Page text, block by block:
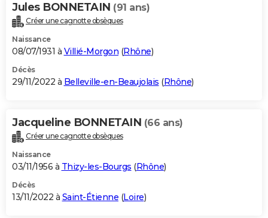
Jules BONNETAIN (91 ans)
Créer une cagnotte obsèques
Naissance
08/07/1931 à Villié-Morgon (Rhône)
Décès
29/11/2022 à Belleville-en-Beaujolais (Rhône)
Jacqueline BONNETAIN (66 ans)
Créer une cagnotte obsèques
Naissance
03/11/1956 à Thizy-les-Bourgs (Rhône)
Décès
13/11/2022 à Saint-Étienne (Loire)